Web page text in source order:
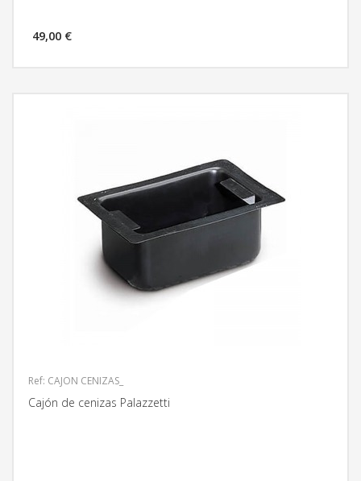
49,00 €
Ref: CAJON CENIZAS_
Cajón de cenizas Palazzetti